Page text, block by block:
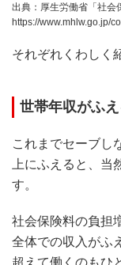
出典：厚生労働省「社会
https://www.mhlw.go.jp/
それぞれくわしく
世帯年収がふ
これまでセーブし
上にふえると、当
す。
社会保険料の負担
全体での収入がふ
超えて働くのもひ